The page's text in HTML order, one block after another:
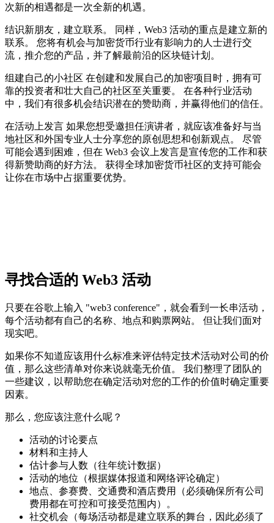
次新的相遇都是一次全新的机遇。
结识新朋友，建立联系。 同样，Web3 活动的重点是建立新的
联系。 您将有机会与加密货币行业有影响力的人士进行交
流，推介您的产品，并了解最前沿的区块链计划。
组建自己的小社区 在创建和发展自己的加密项目时，拥有可
靠的投资者和壮大自己的社区至关重要。 在各种行业活动
中，我们有很多机会结识潜在的赞助商，并赢得他们的信任。
在活动上发言 如果您想受邀担任演讲者，就应该准备好与当
地社区和外国专业人士分享您的原创思想和创新观点。 尽管
可能会遇到困难，但在 Web3 会议上发言是宣传您的工作和获
得新赞助商的好方法。 获得全球加密货币社区的支持可能会
让你在市场中占据重要优势。
寻找合适的 Web3 活动
只要在谷歌上输入 "web3 conference"，就会看到一长串活动，
每个活动都有自己的名称、地点和购票网站。 但让我们面对
现实吧。
如果你不知道应该用什么标准来评估特定技术活动对公司的价
值，那么这些清单对你来说就毫无价值。 我们整理了团队的
一些建议，以帮助您在确定活动对您的工作的价值时确定重要
因素。
那么，您应该注意什么呢？
活动的讨论要点
材料和主持人
估计参与人数（往年统计数据）
活动的地位（根据媒体报道和网络评论确定）
地点、参赛费、交通费和酒店费用（必须确保所有公司
费用都在可控和可接受范围内）。
社交机会（每场活动都是建立联系的舞台，因此必须了